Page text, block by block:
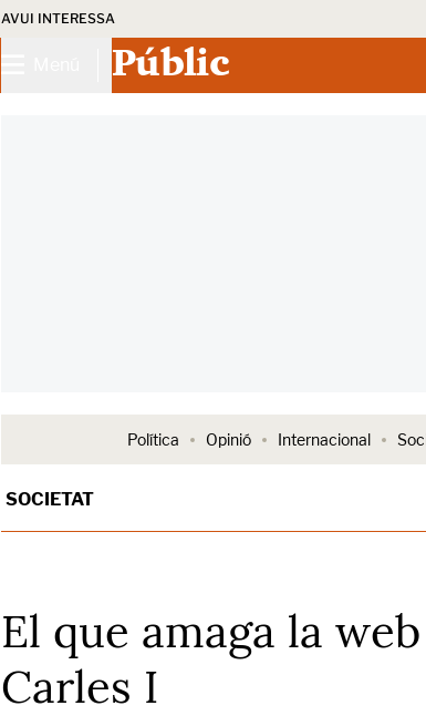
AVUI INTERESSA
Públic
Política Opinió Internacional
SOCIETAT
El que amaga la
Carles I